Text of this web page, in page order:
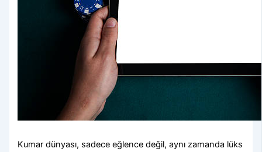
Kumar dünyası, sadece eğlence değil, aynı zamanda lüks